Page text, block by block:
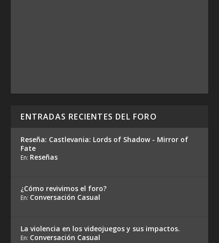
ENTRADAS RECIENTES DEL FORO
Reseña: Castlevania: Lords of Shadow - Mirror of
Fate
En: Reseñas
¿Cómo revivimos el foro?
En: Conversación Casual
La violencia en los videojuegos y sus impactos.
En: Conversación Casual